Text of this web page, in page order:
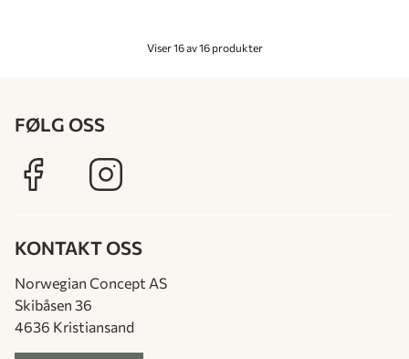
Viser 16 av 16 produkter
FØLG OSS
KONTAKT OSS
Norwegian Concept AS
Skibåsen 36
4636 Kristiansand